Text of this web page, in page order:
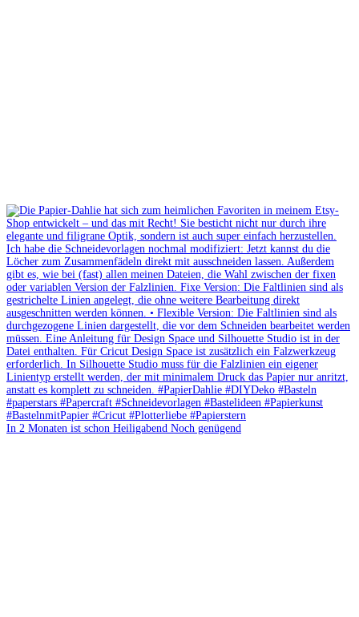
In 2 Monaten ist schon Heiligabend Noch genügend